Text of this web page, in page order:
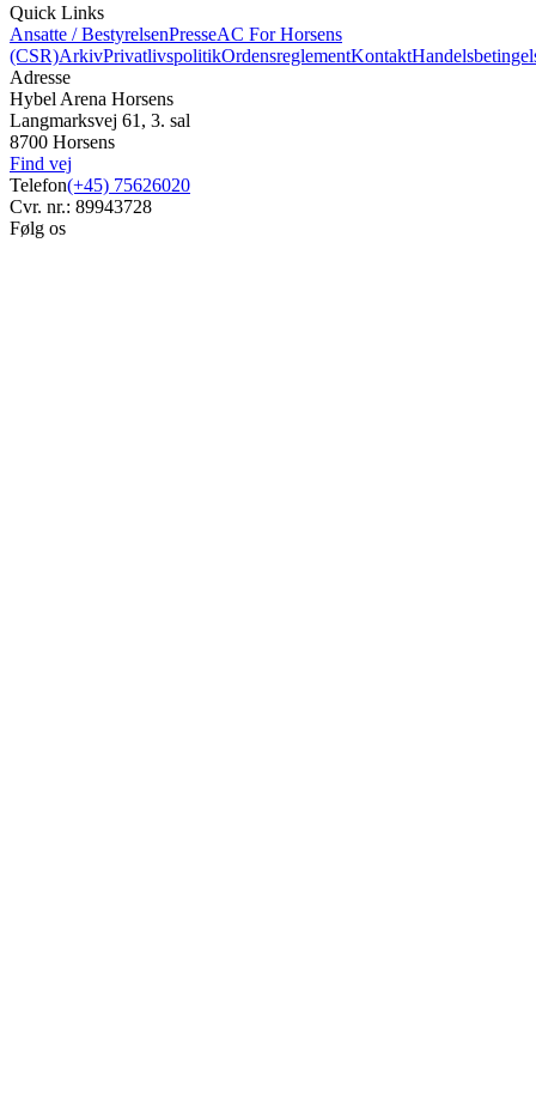
Quick Links
Ansatte / BestyrelsenPresseAC For Horsens
(CSR)ArkivPrivatlivspolitikOrdensreglementKontakt
Adresse
Hybel Arena Horsens
Langmarksvej 61, 3. sal
8700 Horsens
Find vej
Telefon(+45) 75626020
Cvr. nr.: 89943728
Følg os